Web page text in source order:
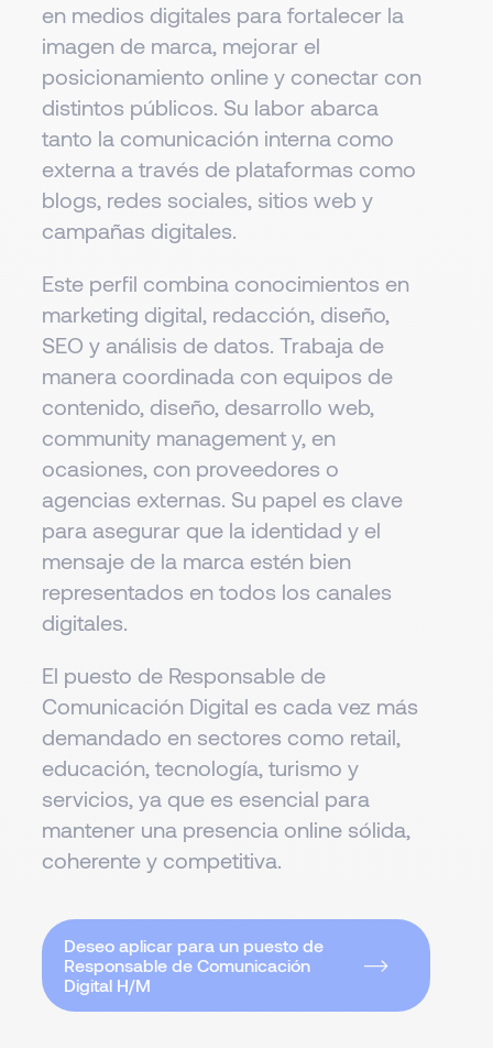
en medios digitales para fortalecer la
imagen de marca, mejorar el
posicionamiento online y conectar con
distintos públicos. Su labor abarca
tanto la comunicación interna como
externa a través de plataformas como
blogs, redes sociales, sitios web y
campañas digitales.
Este perfil combina conocimientos en
marketing digital, redacción, diseño,
SEO y análisis de datos. Trabaja de
manera coordinada con equipos de
contenido, diseño, desarrollo web,
community management y, en
ocasiones, con proveedores o
agencias externas. Su papel es clave
para asegurar que la identidad y el
mensaje de la marca estén bien
representados en todos los canales
digitales.
El puesto de Responsable de
Comunicación Digital es cada vez más
demandado en sectores como retail,
educación, tecnología, turismo y
servicios, ya que es esencial para
mantener una presencia online sólida,
coherente y competitiva.
Deseo aplicar para un puesto de
Responsable de Comunicación
Digital H/M